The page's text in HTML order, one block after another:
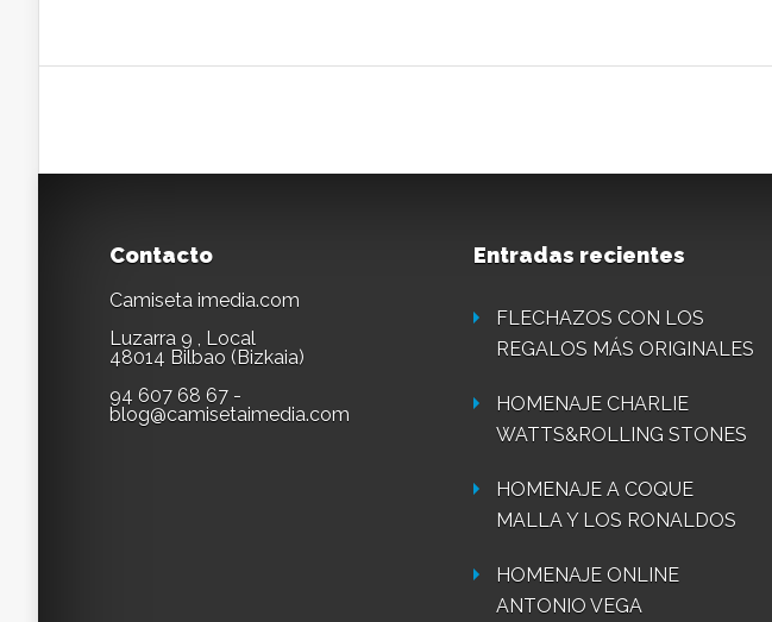
Contacto
Camiseta imedia.com
Luzarra 9 , Local
48014 Bilbao (Bizkaia)
94 607 68 67 -
blog@camisetaimedia.com
Entradas recientes
FLECHAZOS CON LOS
REGALOS MÁS ORIGINALES
HOMENAJE CHARLIE
WATTS&ROLLING STONES
HOMENAJE A COQUE
MALLA Y LOS RONALDOS
HOMENAJE ONLINE
ANTONIO VEGA